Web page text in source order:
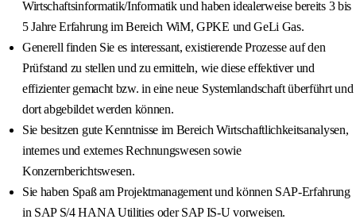
Wirtschaftsinformatik/Informatik und haben idealerweise bereits 3 bis
5 Jahre Erfahrung im Bereich WiM, GPKE und GeLi Gas.
Generell finden Sie es interessant, existierende Prozesse auf den
Prüfstand zu stellen und zu ermitteln, wie diese effektiver und
effizienter gemacht bzw. in eine neue Systemlandschaft überführt und
dort abgebildet werden können.
Sie besitzen gute Kenntnisse im Bereich Wirtschaftlichkeitsanalysen,
internes und externes Rechnungswesen sowie
Konzernberichtswesen.
Sie haben Spaß am Projektmanagement und können SAP-Erfahrung
in SAP S/4 HANA Utilities oder SAP IS-U vorweisen.